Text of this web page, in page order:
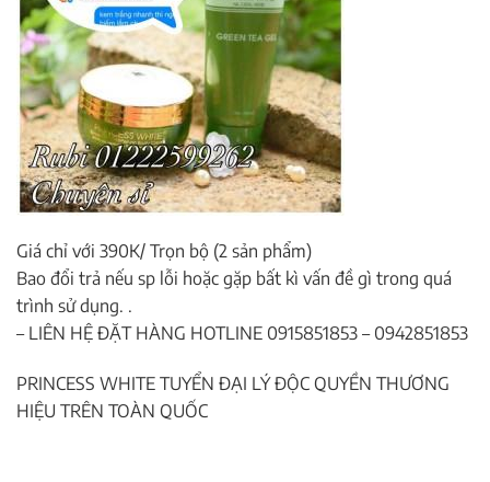
Giá chỉ với 390K/ Trọn bộ (2 sản phẩm)
Bao đổi trả nếu sp lỗi hoặc gặp bất kì vấn đề gì trong quá
trình sử dụng. .
– LIÊN HỆ ĐẶT HÀNG HOTLINE 0915851853 – 0942851853
PRINCESS WHITE TUYỂN ĐẠI LÝ ĐỘC QUYỀN THƯƠNG
HIỆU TRÊN TOÀN QUỐC